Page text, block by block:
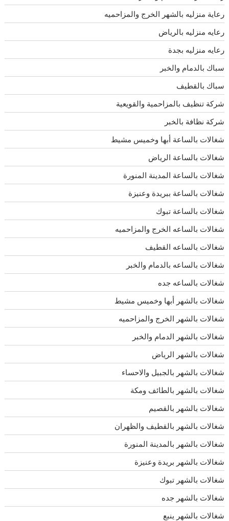
رعاية منزليه بالشهر الخرج والمزاحميه
رعايه منزليه بالرياض
رعايه منزليه بجدة
سباك بالدمام والخبر
سباك بالقطيف
شركة تنظيف بالمزاحمية والقويعية
شركة نظافة بالخبر
شغالات بالساعة أبها وخميس مشيط
شغالات بالساعة الرياض
شغالات بالساعة المدينة المنورة
شغالات بالساعة ببريدة وعنيزة
شغالات بالساعة تبوك
شغالات بالساعه الخرج والمزاحميه
شغالات بالساعه القطيف
شغالات بالساعه بالدمام والخبر
شغالات بالساعه جده
شغالات بالشهر أبها وخميس مشيط
شغالات بالشهر الخرج والمزاحميه
شغالات بالشهر الدمام والخبر
شغالات بالشهر الرياض
شغالات بالشهر بالجبيل والاحساء
شغالات بالشهر بالطائف ومكة
شغالات بالشهر بالقصيم
شغالات بالشهر بالقطيف والظهران
شغالات بالشهر بالمدينة المنورة
شغالات بالشهر بريدة وعنيزة
شغالات بالشهر تبوك
شغالات بالشهر جده
شغالات بالشهر ينبع